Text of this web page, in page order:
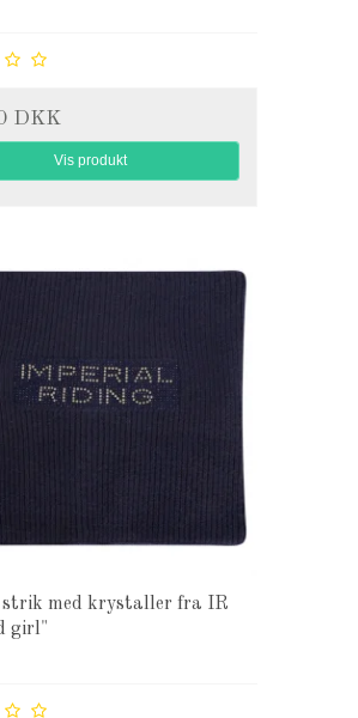
DKK
Vis produkt
med krystaller fra IR
girl"